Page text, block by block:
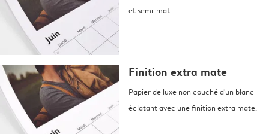
et semi-mat.
Finition extra mate
Papier de luxe non couché d'un blanc
éclatant avec une finition extra mate.